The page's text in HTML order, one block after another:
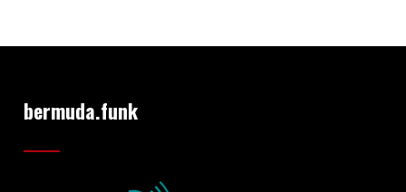
bermuda.funk